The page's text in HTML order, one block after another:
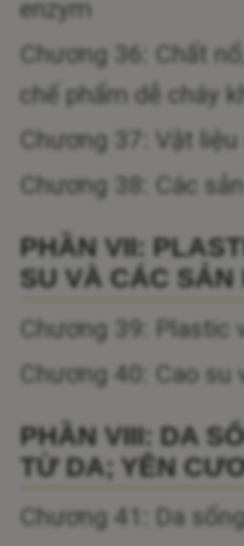
enzym
Chương 36: Chất
chế phẩm dễ cháy
Chương 37: Vật
Chương 38: Các
PHẦN VII:
SU VÀ CÁC
Chương 39: Plastic
Chương 40: Cao su
PHẦN VIII: DA
TỪ DA; YÊN
Chương 41: Da